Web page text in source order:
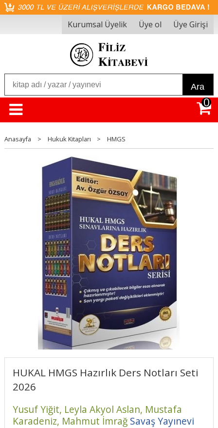
Kurumsal Üyelik Üye ol Üye Girişi
Ara
0
Anasayfa > Hukuk Kitapları > HMGS
HUKAL HMGS Hazırlık Ders Notları Seti
2026
Yusuf Yiğit, Leyla Akyol Aslan, Mustafa
Karadeniz, Mahmut İmrağ Savaş Yayınevi